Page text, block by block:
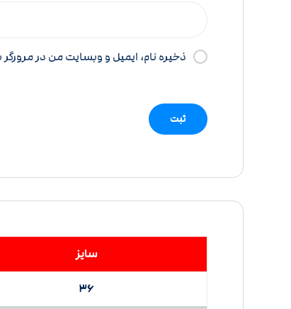
ذخیره نام، ایمیل و وبسایت من در
سایز
36